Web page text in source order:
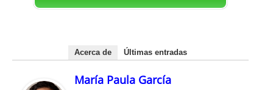
Acerca de Últimas entradas
María Paula García